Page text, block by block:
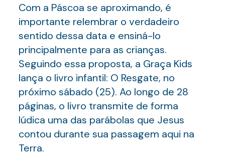
Com a Páscoa se aproximando, é
importante relembrar o verdadeiro
sentido dessa data e ensiná-lo
principalmente para as crianças.
Seguindo essa proposta, a Graça Kids
lança o livro infantil: O Resgate, no
próximo sábado (25). Ao longo de 28
páginas, o livro transmite de forma
lúdica uma das parábolas que Jesus
contou durante sua passagem aqui na
Terra.